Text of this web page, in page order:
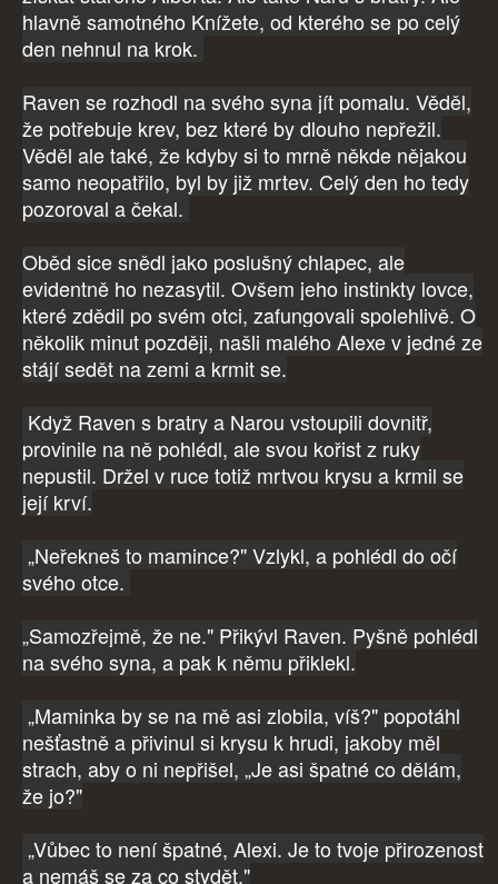
hlavně samotného Knížete, od kterého se po celý
den nehnul na krok.
Raven se rozhodl na svého syna jít pomalu. Věděl,
že potřebuje krev, bez které by dlouho nepřežil.
Věděl ale také, že kdyby si to mrně někde nějakou
samo neopatřilo, byl by již mrtev. Celý den ho tedy
pozoroval a čekal.
Oběd sice snědl jako poslušný chlapec, ale
evidentně ho nezasytil. Ovšem jeho instinkty lovce,
které zdědil po svém otci, zafungovali spolehlivě. O
několik minut později, našli malého Alexe v jedné ze
stájí sedět na zemi a krmit se.
Když Raven s bratry a Narou vstoupili dovnitř,
provinile na ně pohlédl, ale svou kořist z ruky
nepustil. Držel v ruce totiž mrtvou krysu a krmil se
její krví.
„Neřekneš to mamince?" Vzlykl, a pohlédl do očí
svého otce.
„Samozřejmě, že ne." Přikývl Raven. Pyšně pohlédl
na svého syna, a pak k němu přiklekl.
„Maminka by se na mě asi zlobila, víš?" popotáhl
nešťastně a přivinul si krysu k hrudi, jakoby měl
strach, aby o ni nepřišel, „Je asi špatné co dělám,
že jo?"
„Vůbec to není špatné, Alexi. Je to tvoje přirozenost
a nemáš se za co stydět."